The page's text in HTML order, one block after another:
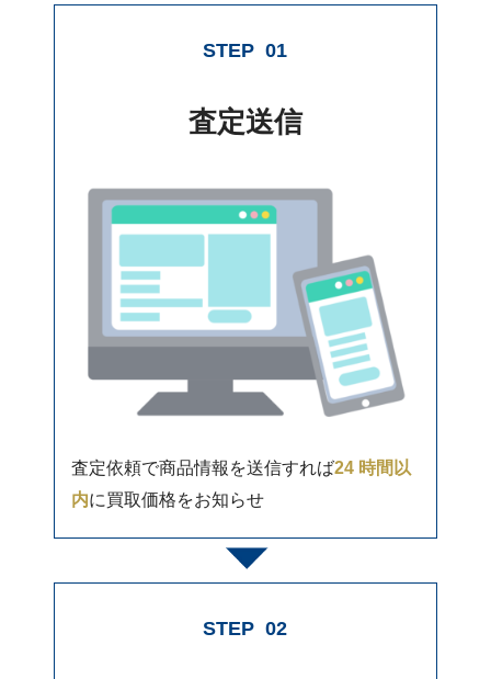
STEP 01
査定送信
査定依頼で商品情報を送信すれば24 時間以
内に買取価格をお知らせ
STEP 02